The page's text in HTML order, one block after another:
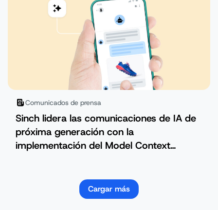
Comunicados de prensa
Sinch lidera las comunicaciones de IA de
próxima generación con la
implementación del Model Context
Cargar más